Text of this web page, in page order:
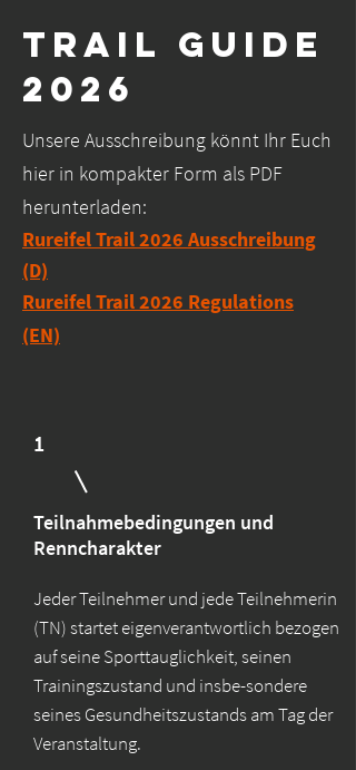
TRAIL GUIDE
2026
Unsere Ausschreibung könnt Ihr Euch
hier in kompakter Form als PDF
herunterladen:
Rureifel Trail 2026 Ausschreibung
(D)
Rureifel Trail 2026 Regulations
(EN)
1
Teilnahmebedingungen und
Renncharakter
Jeder Teilnehmer und jede Teilnehmerin
(TN) startet eigenverantwortlich bezogen
auf seine Sporttauglichkeit, seinen
Trainingszustand und insbe-sondere
seines Gesundheitszustands am Tag der
Veranstaltung.